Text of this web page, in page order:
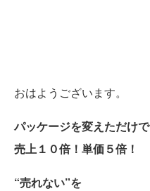
おはようございます。
パッケージを変えただけで
売上１０倍！単価５倍！
“売れない”を